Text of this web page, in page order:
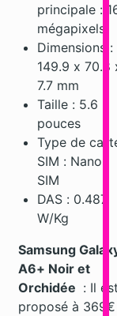
principale :
mégapixels
Dimensions :
149.9 x 70.8
7.7 mm
Taille : 5.6
pouces
Type de
SIM : Nano
SIM
DAS : 0.487
W/Kg
Samsung
A6+ Noir et
Orchidée : Il
proposé à 369€